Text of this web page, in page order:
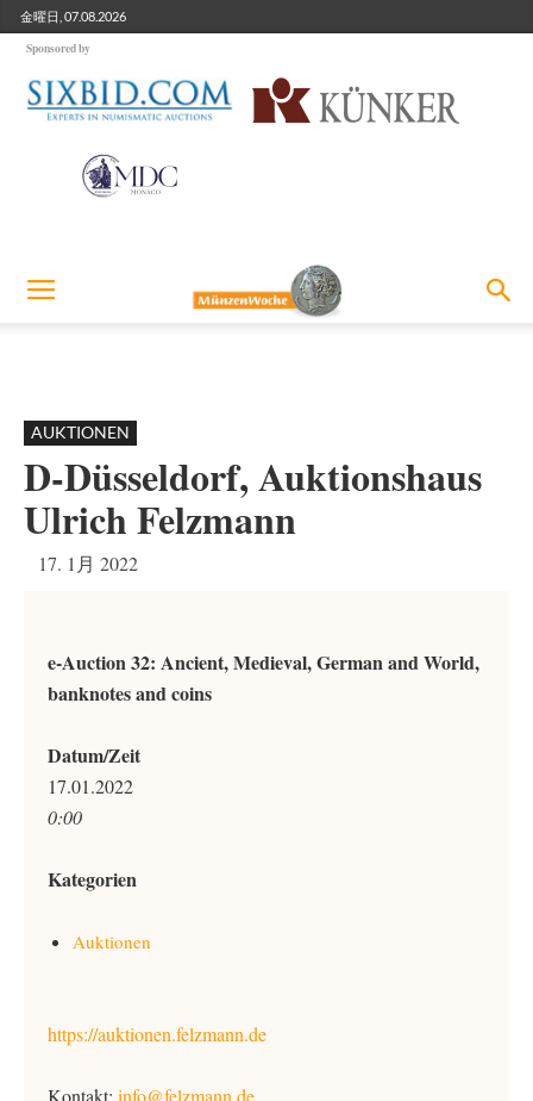
金曜日, 07.08.2026
Sponsored by
AUKTIONEN
D-Düsseldorf, Auktionshaus
Ulrich Felzmann
17. 1月 2022
e-Auction 32: Ancient, Medieval, German and World,
banknotes and coins
Datum/Zeit
17.01.2022
0:00
Kategorien
Auktionen
https://auktionen.felzmann.de
Kontakt: info@felzmann.de